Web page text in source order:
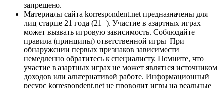
запрещено.
Материалы сайта korrespondent.net предназначены для
лиц старше 21 года (21+). Участие в азартных играх
может вызвать игровую зависимость. Соблюдайте
правила (принципы) ответственной игры. При
обнаружении первых признаков зависимости
немедленно обратитесь к специалисту. Помните, что
участие в азартных играх не может являться источником
доходов или альтернативой работе. Информационный
ресурс korrespondent.net не проводит игры на реальные